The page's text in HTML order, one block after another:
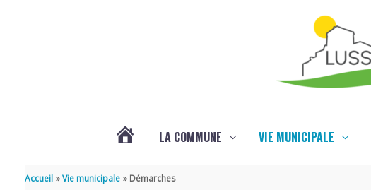
LA COMMUNE VIE MUNICIPALE
Accueil Vie municipale Démarches